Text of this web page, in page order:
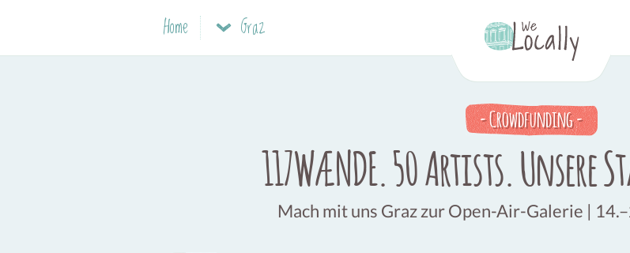
Home Graz
-Crowdfunding-
117WÆNDE. 50 Artists. Unsere
Mach mit uns Graz zur Open-Air-Galerie |